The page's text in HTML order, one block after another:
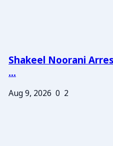
Shakeel Noorani
...
Aug 9, 2026 0 2